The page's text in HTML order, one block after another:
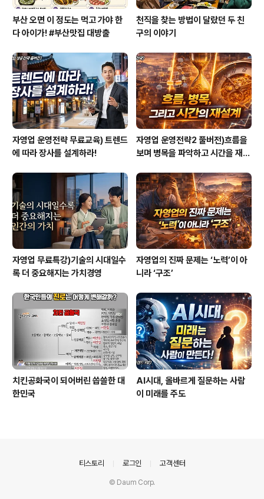
부산 오면 이 정도는 먹고 가야 한
다 아이가! #부산맛집 대방출
천직을 찾는 방법이 달랐던 두 친
구의 이야기
자영업 운영전략 무료교육) 트렌드
에 따라 장사를 설계하라!
자영업 운영전략2 풀버전)흐름을
보며 병목을 파악하고 시간을 재설
자영업 무료특강)기술의 시대일수
록 더 중요해지는 가치경영
자영업의 진짜 문제는 ‘노력’이 아
니라 ‘구조’
치킨공화국이 되어버린 씁쓸한 대
한민국
AI시대, 올바르게 질문하는 사람
이 미래를 주도
티스토리 로그인 고객센터
© Daum Corp.